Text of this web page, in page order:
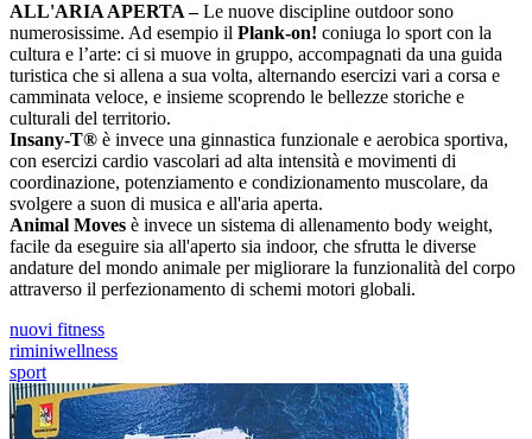
ALL'ARIA APERTA –Le nuove discipline outdoor sono
numerosissime. Ad esempio il Plank-on! coniuga lo sport con la
cultura e l’arte: ci si muove in gruppo, accompagnati da una guida
turistica che si allena a sua volta, alternando esercizi vari a corsa e
camminata veloce, e insieme scoprendo le bellezze storiche e
culturali del territorio.
Insany-T® è invece una ginnastica funzionale e aerobica sportiva,
con esercizi cardio vascolari ad alta intensità e movimenti di
coordinazione, potenziamento e condizionamento muscolare, da
svolgere a suon di musica e all'aria aperta.
Animal Moves è invece un sistema di allenamento body weight,
facile da eseguire sia all'aperto sia indoor, che sfrutta le diverse
andature del mondo animale per migliorare la funzionalità del corpo
attraverso il perfezionamento di schemi motori globali.
nuovi fitness
riminiwellness
sport